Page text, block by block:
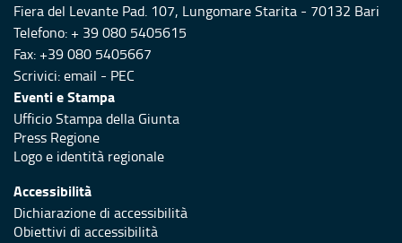
Fiera del Levante Pad. 107, Lungomare Starita - 70132 Bari
Telefono: + 39 080 5405615
Fax: +39 080 5405667
Scrivici:email - PEC
Eventi e Stampa
Ufficio Stampa della Giunta
Press Regione
Logo e identità regionale
Accessibilità
Dichiarazione di accessibilità
Obiettivi di accessibilità